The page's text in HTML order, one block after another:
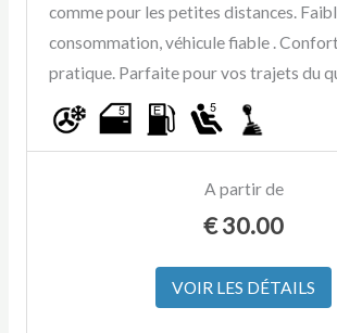
comme pour les petites distances.
consommation, véhicule fiable .
pratique. Parfaite pour vos trajets du
A partir de
€30.00
VOIR LES DÉTAILS